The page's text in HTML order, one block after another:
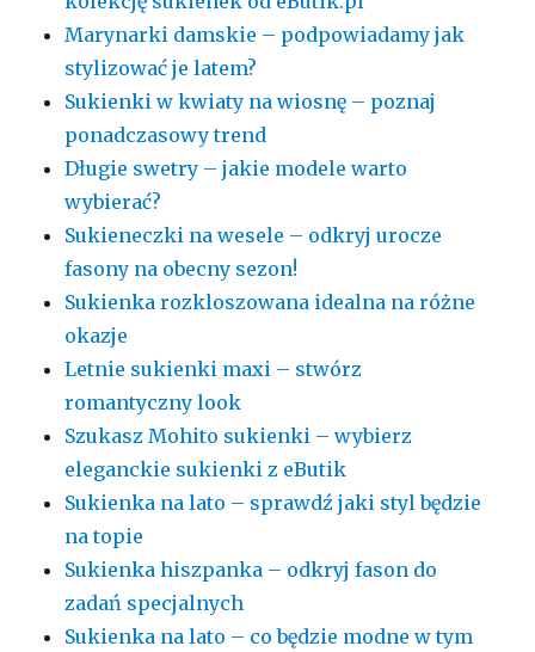
Marynarki damskie – podpowiadamy jak
stylizować je latem?
Sukienki w kwiaty na wiosnę – poznaj
ponadczasowy trend
Długie swetry – jakie modele warto
wybierać?
Sukieneczki na wesele – odkryj urocze
fasony na obecny sezon!
Sukienka rozkloszowana idealna na różne
okazje
Letnie sukienki maxi – stwórz
romantyczny look
Szukasz Mohito sukienki – wybierz
eleganckie sukienki z eButik
Sukienka na lato – sprawdź jaki styl będzie
na topie
Sukienka hiszpanka – odkryj fason do
zadań specjalnych
Sukienka na lato – co będzie modne w tym